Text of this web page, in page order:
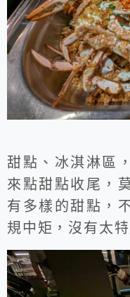
甜點、冰淇淋區
來點甜點收尾，
有多樣的甜點，
規中矩，沒有太特